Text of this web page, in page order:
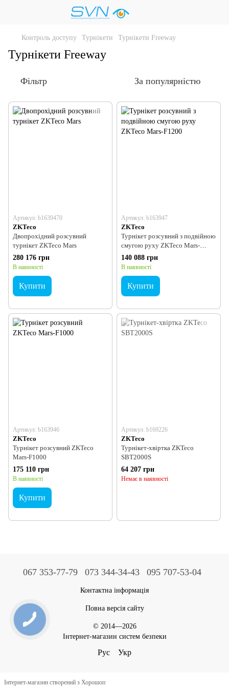
Контроль доступу Турнікети Турнікети Freeway
Турнікети Freeway
Фільтр За популярністю
Артикул: b1639470
ZKTeco
Двопрохідний розсувний
турнікет ZKTeco Mars
280 176 грн
В наявності
Купити
Артикул: b163947
ZKTeco
Турнікет розсувний з подвійною
смугою руху ZKTeco Mars-
F1200
140 088 грн
В наявності
Купити
Артикул: b163946
ZKTeco
Турнікет розсувний ZKTeco
Mars-F1000
175 110 грн
В наявності
Купити
Артикул: b169226
ZKTeco
Турнікет-хвіртка ZKTeco
SBT2000S
64 207 грн
Немає в наявності
067 353-77-79 073 344-34-43 095 707-53-04
Контактна інформація
Повна версія сайту
© 2014—2026
Інтернет-магазин систем безпеки
Рус Укр
Інтернет-магазин створений з Хорошоп